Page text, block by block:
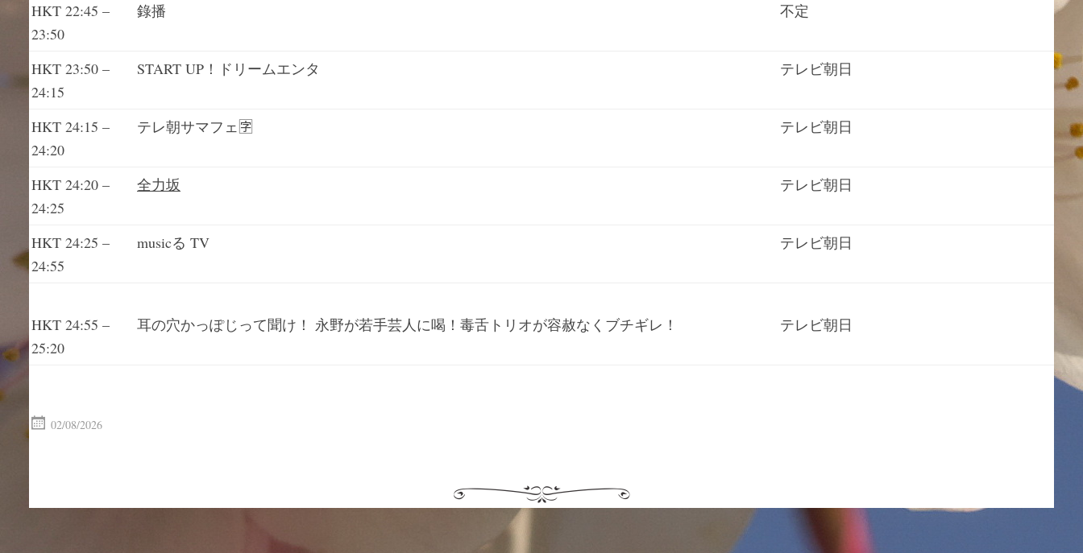
HKT 22:45 –
23:50
錄播 不定
HKT 23:50 –
24:15
START UP！ドリームエンタ テレビ朝日
HKT 24:15 –
24:20
テレ朝サマフェ🈑 テレビ朝日
HKT 24:20 –
24:25
全力坂 テレビ朝日
HKT 24:25 –
24:55
musicる TV テレビ朝日
HKT 24:55 –
25:20
耳の穴かっぽじって聞け！ 永野が若手芸人に喝！毒舌トリオが容赦なくブチギレ！ テレビ朝日
02/08/2026